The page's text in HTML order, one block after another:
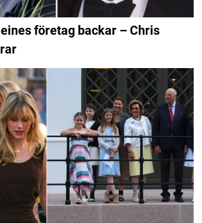
företag backar – Chris